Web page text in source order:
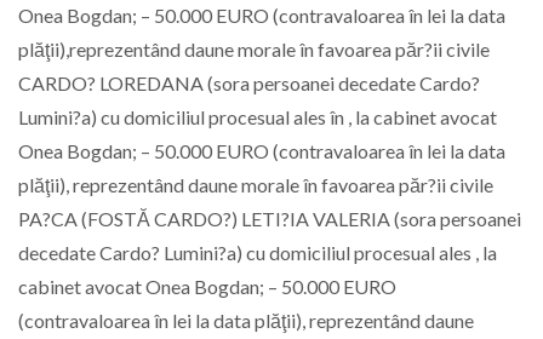
Onea Bogdan; – 50.000 EURO (contravaloarea în lei la data
plăţii),reprezentând daune morale în favoarea păr?ii civile
CARDO? LOREDANA (sora persoanei decedate Cardo?
Lumini?a) cu domiciliul procesual ales în , la cabinet avocat
Onea Bogdan; – 50.000 EURO (contravaloarea în lei la data
plăţii), reprezentând daune morale în favoarea păr?ii civile
PA?CA (FOSTĂ CARDO?) LETI?IA VALERIA (sora persoanei
decedate Cardo? Lumini?a) cu domiciliul procesual ales , la
cabinet avocat Onea Bogdan; – 50.000 EURO
(contravaloarea în lei la data plăţii), reprezentând daune